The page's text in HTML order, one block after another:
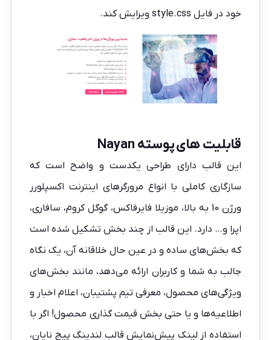
خود در فایل style.css ویرایش کند.
قابلیت های پوسته Nayan
این قالب دارای طراحی یکدست و واضح است که
سازگاری کاملی با انواع مرورگرهای اینترنت اکسپلورر
ورژن 10 به بالا، موزیلا فایرفاکس، گوگل کروم، سافاری،
اپرا و… دارد. این قالب از چند بخش تشکیل شده است
که بخش‌های ساده و در عین حال خلاقانه آن، یک نگاه
جالب به شما و کاربران ارائه می‌دهد، مانند بخش‌های
ویژگی‌های محصول، معرفی تیم پشتیبان، اعلام اخبار و
اطلاعیه‌ها و یا حتی بخش قیمت گذاری محصول! اگر با
استفاده از لینک پیش‌نمایش قالب لندینگ پیج نایان،